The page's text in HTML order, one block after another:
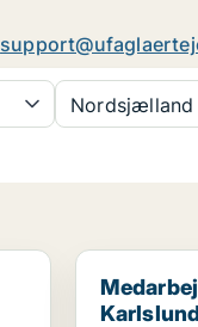
Nordsjælland
Medarbejder